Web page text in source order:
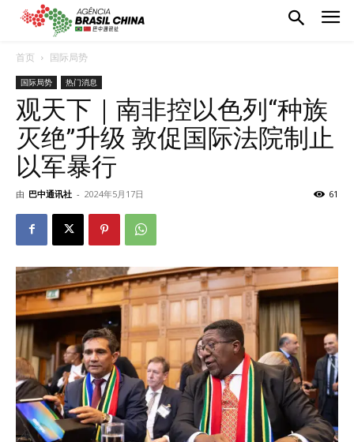
首页 国际局势
国际局势 热门消息
观天下｜南非控以色列“种族
灭绝”升级 敦促国际法院制止
以军暴行
由 巴中通讯社 - 2024年5月17日 61